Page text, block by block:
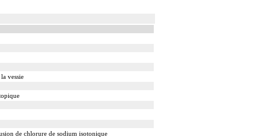
vessie
de chlorure de sodium isotonique